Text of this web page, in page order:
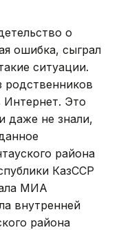
о
ошибка, сыграл
ситуации.
родственников
Интернет. Это
даже не знали,
района
КазССР
МИА
внутренней
района